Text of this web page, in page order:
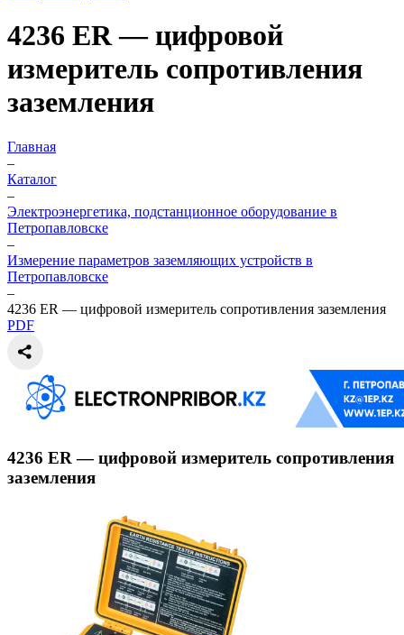
4236 ER — цифровой
измеритель сопротивления
заземления
Главная
–
Каталог
–
Электроэнергетика, подстанционное оборудование в
Петропавловске
–
Измерение параметров заземляющих устройств в
Петропавловске
–
4236 ER — цифровой измеритель сопротивления заземления
PDF
4236 ER — цифровой измеритель сопротивления
заземления